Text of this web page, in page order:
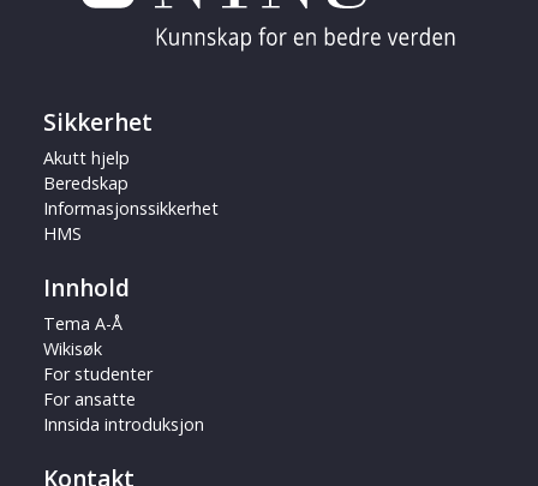
Sikkerhet
Akutt hjelp
Beredskap
Informasjonssikkerhet
HMS
Innhold
Tema A-Å
Wikisøk
For studenter
For ansatte
Innsida introduksjon
Kontakt